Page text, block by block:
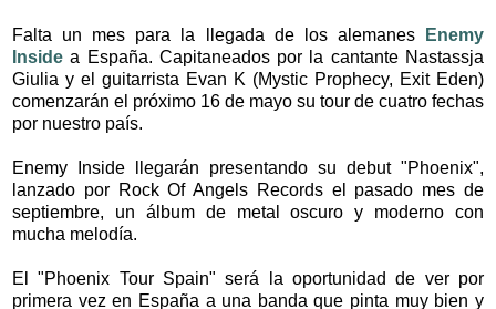
Falta un mes para la llegada de los alemanes
Enemy
Inside a España. Capitaneados por la cantante Nastassja
Giulia y el guitarrista Evan K (Mystic Prophecy, Exit Eden)
comenzarán el próximo 16 de mayo su tour de cuatro fechas
por nuestro país.
Enemy Inside llegarán presentando su debut "Phoenix",
lanzado por Rock Of Angels Records el pasado mes de
septiembre, un álbum de metal oscuro y moderno con
mucha melodía.
El "Phoenix Tour Spain" será la oportunidad de ver por
primera vez en España a una banda que pinta muy bien y